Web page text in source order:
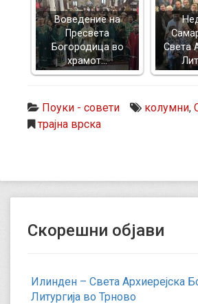
Воведение на
Пресвета
Богородица во
храмот…
Света
Поуки - совети колумни,
трајна врска
Скорешни објави
Илинден – Света Архиерејска
Литургија во Трново